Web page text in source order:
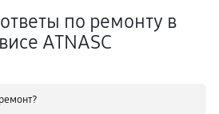
по ремонту в
ATNASC